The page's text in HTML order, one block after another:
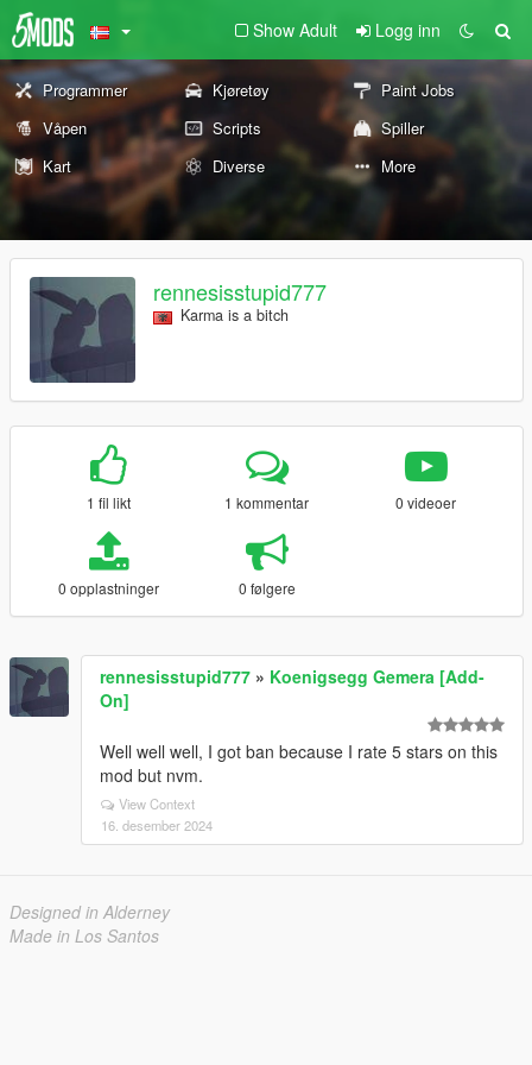
Show Adult Logg inn
Programmer Kjøretøy
Paint Jobs
Våpen
Scripts
Spiller
Kart
Diverse More
rennesisstupid777
Karma is a bitch
1 fil likt 1 kommentar 0 videoer
0 opplastninger 0 følgere
rennesisstupid777 » Koenigsegg Gemera [Add-
On]
Well well well, I got ban because I rate 5 stars on this
mod but nvm.
View Context
16. desember 2024
Designed in Alderney
Made in Los Santos